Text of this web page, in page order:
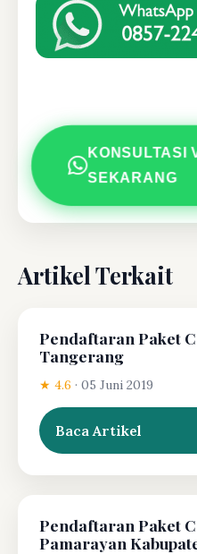
KONSULTASI
SEKARANG
Artikel Terkait
Pendaftaran Paket
Tangerang
★ 4.6 · 05 Juni 2019
Baca Artikel
Pendaftaran Paket
Pamarayan